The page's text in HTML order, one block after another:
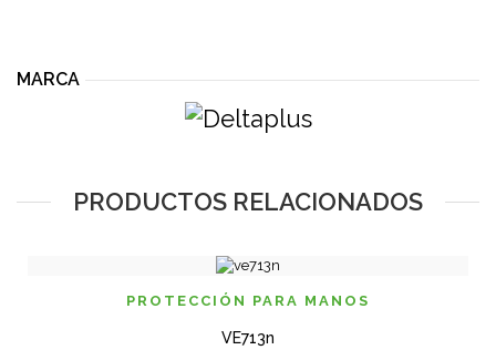
MARCA
PRODUCTOS RELACIONADOS
PROTECCIÓN PARA MANOS
VE713n